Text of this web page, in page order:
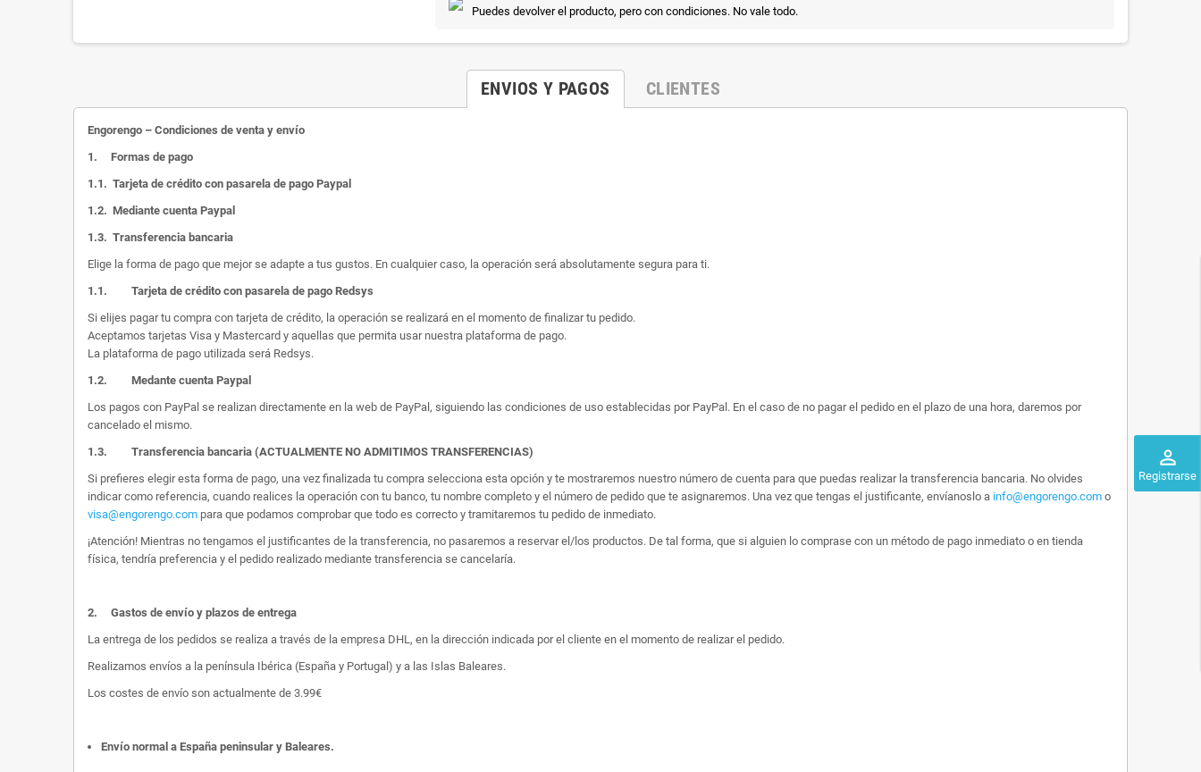
perm_identity
Registrarse
Puedes devolver el producto, pero con condiciones. No vale todo.
ENVIOS Y PAGOS CLIENTES
Engorengo – Condiciones de venta y envío
1. Formas de pago
1.1. Tarjeta de crédito con pasarela de pago Paypal
1.2. Mediante cuenta Paypal
1.3. Transferencia bancaria
Elige la forma de pago que mejor se adapte a tus gustos. En cualquier caso, la operación será absolutamente segura para ti.
1.1. Tarjeta de crédito con pasarela de pago Redsys
Si elijes pagar tu compra con tarjeta de crédito, la operación se realizará en el momento de finalizar tu pedido.
Aceptamos tarjetas Visa y Mastercard y aquellas que permita usar nuestra plataforma de pago.
La plataforma de pago utilizada será Redsys.
1.2. Medante cuenta Paypal
Los pagos con PayPal se realizan directamente en la web de PayPal, siguiendo las condiciones de uso establecidas por PayPal. En el caso de no pagar el pedido en el plazo de una hora, daremos por
cancelado el mismo.
1.3. Transferencia bancaria (ACTUALMENTE NO ADMITIMOS TRANSFERENCIAS)
Si prefieres elegir esta forma de pago, una vez finalizada tu compra selecciona esta opción y te mostraremos nuestro número de cuenta para que puedas realizar la transferencia bancaria. No olvides
indicar como referencia, cuando realices la operación con tu banco, tu nombre completo y el número de pedido que te asignaremos. Una vez que tengas el justificante, envíanoslo a info@engorengo.com o
visa@engorengo.com para que podamos comprobar que todo es correcto y tramitaremos tu pedido de inmediato.
¡Atención! Mientras no tengamos el justificantes de la transferencia, no pasaremos a reservar el/los productos. De tal forma, que si alguien lo comprase con un método de pago inmediato o en tienda
física, tendría preferencia y el pedido realizado mediante transferencia se cancelaría.
2. Gastos de envío y plazos de entrega
La entrega de los pedidos se realiza a través de la empresa DHL, en la dirección indicada por el cliente en el momento de realizar el pedido.
Realizamos envíos a la península Ibérica (España y Portugal) y a las Islas Baleares.
Los costes de envío son actualmente de 3.99€
Envío normal a España peninsular y Baleares.